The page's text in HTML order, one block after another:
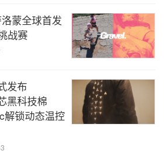
进行对谈分享
代表，对他的攀登生涯起步于
性能装备触手可及的时代感到
蒙全球首发
战赛
发布
黑科技棉
解锁动态温控